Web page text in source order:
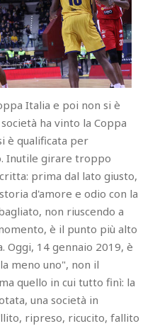
Italia e poi non si è
ha vinto la Coppa
è qualificata per
Inutile girare troppo
prima dal lato giusto,
d'amore e odio con la
non riuscendo a
è il punto più alto
Oggi, 14 gennaio 2019, è
meno uno", non il
quello in cui tutto finì: la
una società in
ripreso, ricucito, fallito